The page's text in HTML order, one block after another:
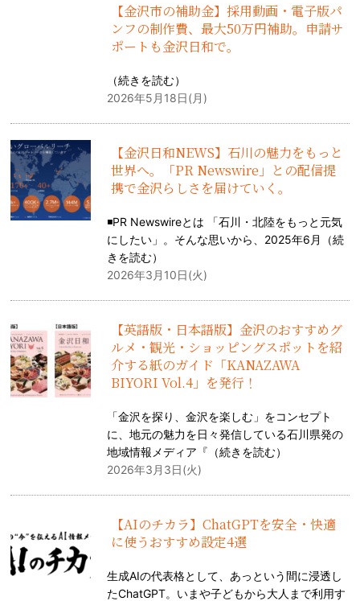
【金沢市の補助金】採用動画・電子版パ
ンフの制作費、最大50万円補助。申請サ
ポートも金沢日和で。
（続きを読む）
2026年5月18日(月)
【金沢日和NEWS】石川の魅力をもっと
世界へ。「PR Newswire」との配信提
携で金沢らしさを届けていく。
◾️PR Newswireとは 「石川・北陸をもっと元気
にしたい」。そんな思いから、2025年6月（続
きを読む）
2026年3月10日(火)
【英語版・日本語版】金沢のおすすめグ
ルメ・観光・ショッピングスポットを紹
介する紙のガイド「KANAZAWA
BIYORI Vol.4」を発行！
「金沢を探り、金沢を楽しむ」をコンセプト
に、地元の魅力を日々発信している石川県発の
地域情報メディア『（続きを読む）
2026年3月3日(火)
【AIのチカラ】ChatGPTを安全・快適
に使うおすすめ設定4選
生成AIの代表格として、あっという間に浸透し
たChatGPT。いまや子どもから大人まで利用す